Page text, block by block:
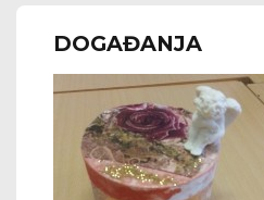
DOGAĐANJA